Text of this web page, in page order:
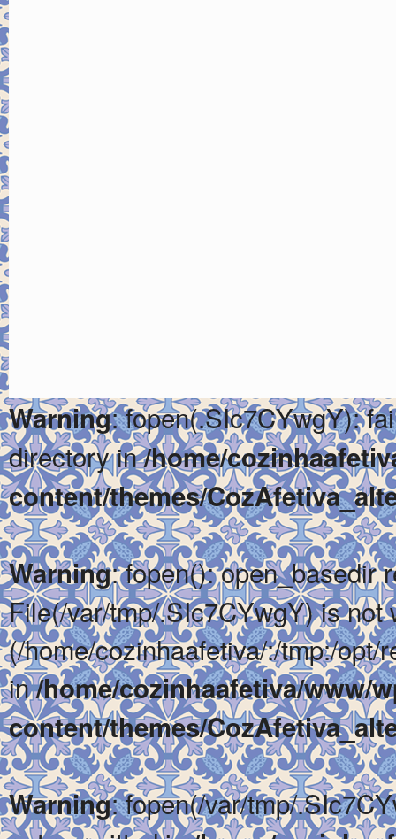
Warning: fopen(.SIc7CYwgY):
directory in/home/
content/themes/
Warning: fopen(): open_basedir
File(/var/tmp/.SIc7CYwgY) is
(/home/cozinhaafetiva/:/tmp:/
in/home/cozinhaafetiva/www/
content/themes/
Warning: fopen(/var/tmp/